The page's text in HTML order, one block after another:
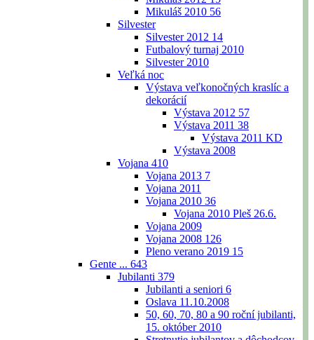
Mikuláš 2010 56
Silvester
Silvester 2012 14
Futbalový turnaj 2010
Silvester 2010
Veľká noc
Výstava veľkonočných kraslíc a
dekorácií
Výstava 2012 57
Výstava 2011 38
Výstava 2011 KD
Výstava 2008
Vojana 410
Vojana 2013 7
Vojana 2011
Vojana 2010 36
Vojana 2010 Pleš 26.6.
Vojana 2009
Vojana 2008 126
Pleno verano 2019 15
Gente ... 643
Jubilanti 379
Jubilanti a seniori 6
Oslava 11.10.2008
50, 60, 70, 80 a 90 roční jubilanti,
15. október 2010